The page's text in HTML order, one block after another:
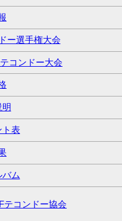
ー選手権大会
コンドー大会
明
ト表
ム
コンドー協会